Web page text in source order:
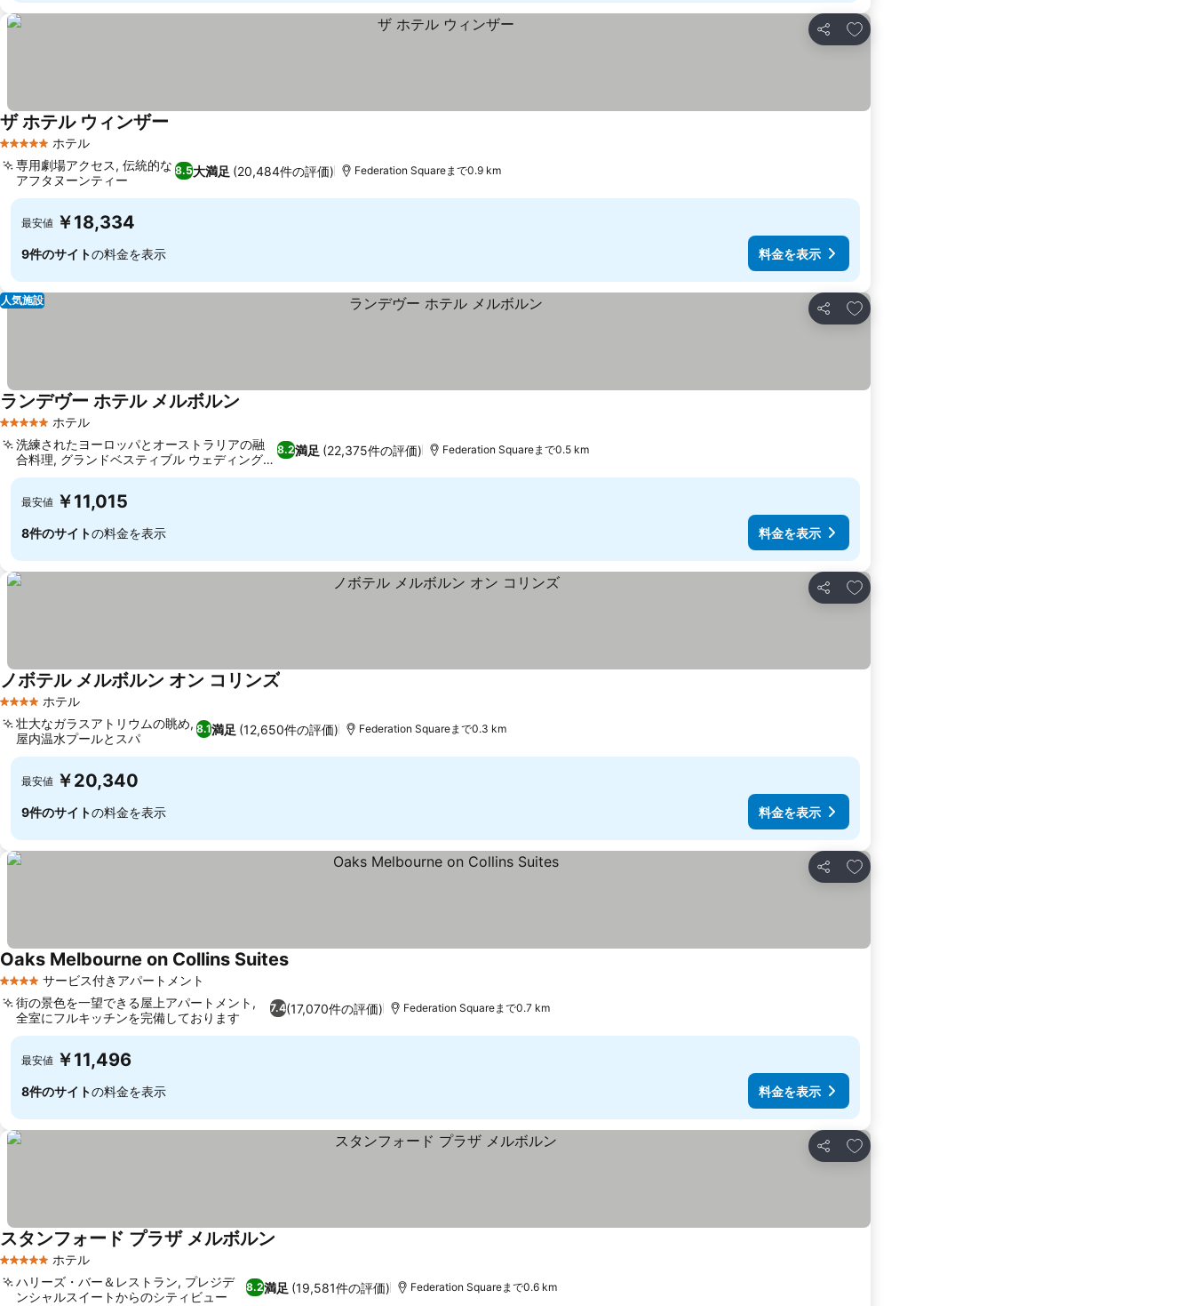
シェア
お気に入りに追加
5 ホテルのランク
ホテル
ザ ホテル ウィンザー
8.5大満足 (20,484件の評価)
専用劇場アクセス, 伝統的な
アフタヌーンティー
Federation Squareまで0.9 km
最安値 ￥18,334
9件のサイトの料金を表示 料金を表示
シェア
お気に入りに追加
人気施設
5 ホテルのランク
ホテル
ランデヴー ホテル メルボルン
8.2満足 (22,375件の評価)
洗練されたヨーロッパとオーストラリアの融
合料理, グランドベスティブル ウェディング会
場
Federation Squareまで0.5 km
最安値 ￥11,015
8件のサイトの料金を表示 料金を表示
シェア
お気に入りに追加
4 ホテルのランク
ホテル
ノボテル メルボルン オン コリンズ
8.1満足 (12,650件の評価)
壮大なガラスアトリウムの眺め,
屋内温水プールとスパ
Federation Squareまで0.3 km
最安値 ￥20,340
9件のサイトの料金を表示 料金を表示
シェア
お気に入りに追加
4 ホテルのランクサービス付きアパートメント
Oaks Melbourne on Collins Suites
7.4(17,070件の評価)
街の景色を一望できる屋上アパートメント,
全室にフルキッチンを完備しております
Federation Squareまで0.7 km
最安値 ￥11,496
8件のサイトの料金を表示 料金を表示
シェア
お気に入りに追加
5 ホテルのランク
ホテル
スタンフォード プラザ メルボルン
8.2満足 (19,581件の評価)
ハリーズ・バー＆レストラン, プレジデ
ンシャルスイートからのシティビュー
Federation Squareまで0.6 km